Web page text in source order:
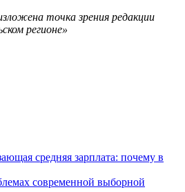
точка зрения редакции
регионе»
средняя зарплата: почему в
современной выборной